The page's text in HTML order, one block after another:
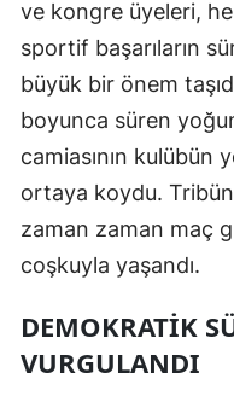
ve kongre üyeleri,
sportif başarıların
büyük bir önem
boyunca süren
camiasının kulübün
ortaya koydu.
zaman zaman maç
coşkuyla yaşandı.
DEMOKRATIK
VURGULANDI